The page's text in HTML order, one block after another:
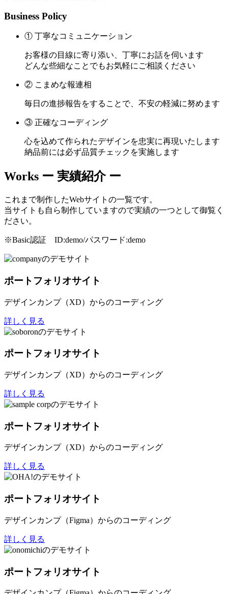
Business Policy
① 丁寧なコミュニケーション
お客様の目線に寄り添い、丁寧にお話を伺います
どんな些細なことでもお気軽にご相談ください
② こまめな報連相
毎日の進捗報告をすることで、不安の軽減に努めます
③ 正確なコーディング
心を込めて作られたデザインを忠実に再現いたします
納品前には必ず品質チェックを実施します
Works ー 実績紹介 ー
これまで制作したWebサイトの一覧です。
当サイトも自ら制作していますので実績の一つとして御覧く
ださい。
※Basic認証 ID:demo/パスワード:demo
ポートフォリオサイト
デザインカンプ（XD）からのコーディング
詳しく見る
ポートフォリオサイト
デザインカンプ（XD）からのコーディング
詳しく見る
ポートフォリオサイト
デザインカンプ（XD）からのコーディング
詳しく見る
ポートフォリオサイト
デザインカンプ（Figma）からのコーディング
詳しく見る
ポートフォリオサイト